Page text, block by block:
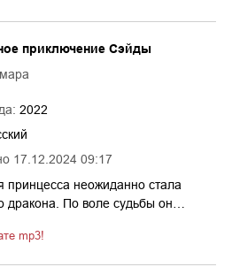
17.12.2024 09:17
приключение Сэйды
2022
принцесса неожиданно стала
По воле судьбы он…
mp3!